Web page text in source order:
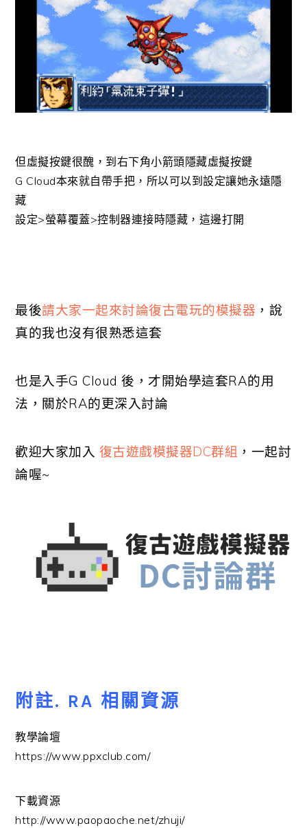
但虛擬按鍵很醜，到右下角小箭頭隱藏虛擬按鍵
G Cloud本來就自帶手把，所以可以到設定讓她永遠隱
藏
設定>螢幕覆蓋>控制器連接時隱藏，這邊打開
最後請大家一起來討論復古電玩的模擬器 ，說
真的我也沒有很熟悉這套
也是入手G Cloud 後，才開始學這套RA的用
法，關於RA的更深入討論
歡迎大家加入 復古遊戲模擬器DC群組 ，一起討
論喔~
附註. RA 相關資源
教學論壇
https://www.ppxclub.com/
下載資源
http://www.paopaoche.net/zhuji/